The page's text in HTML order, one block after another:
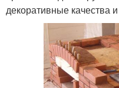
декоративные качества